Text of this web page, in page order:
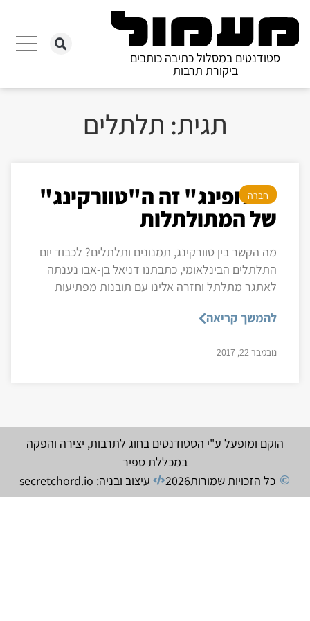
סטודנטים במסלול כתיבה כותבים
ביקורת תרבות
תגית: תלתלים
חברה
"פלופינג" זה ה"טוורקינג"
של המתולתלות
מה הקשר בין טוורקינג, תמנונים ותלתלים? לכבוד יום
התלתלים הבינלאומי, כתבתנו דניאל בן-אבו נענתה
לאתגר מתלתל וחזרה אלינו עם תובנות מפתיעות
להמשך קריאה
נובמבר 22, 2017
הוקם ומופעל ע"י הסטודנטים בחוג לתרבות, יצירה והפקה
במכללת ספיר
כל הזכויות שמורות2026 עיצוב ובניה: secretchord.io